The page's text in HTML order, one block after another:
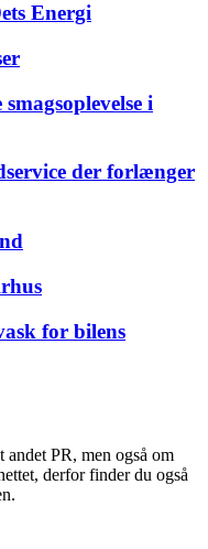
Energi
i
der forlænger
for bilens
PR, men også om
derfor finder du også